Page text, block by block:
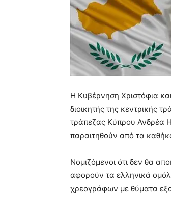
Η Κυβέρνηση Χριστόφια
διοικητής της κεντρικής
τράπεζας Κύπρου Ανδρέα
παραιτηθούν από τα
Νομιζόμενοι ότι δεν θα
αφορούν τα ελληνικά
χρεογράφων με θύματα